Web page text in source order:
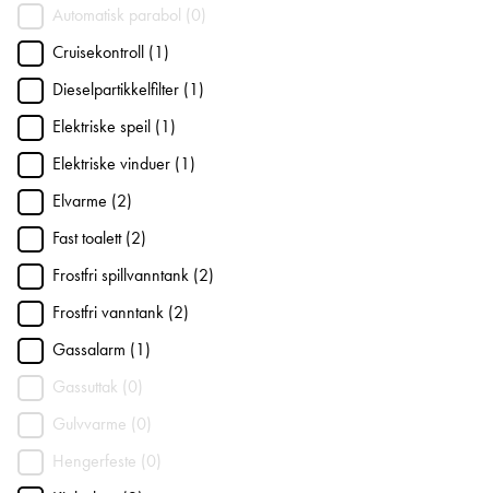
Automatisk parabol (0)
Cruisekontroll (1)
Dieselpartikkelfilter (1)
Elektriske speil (1)
Elektriske vinduer (1)
Elvarme (2)
Fast toalett (2)
Frostfri spillvanntank (2)
Frostfri vanntank (2)
Gassalarm (1)
Gassuttak (0)
Gulvvarme (0)
Hengerfeste (0)